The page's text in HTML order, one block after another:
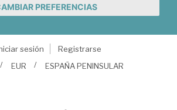
PREFERENCIAS
sesión
Registrarse
EUR ESPAÑA PENINSULAR